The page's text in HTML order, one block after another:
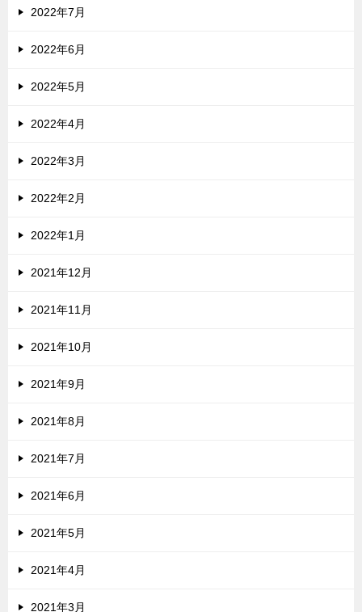
2022年7月
2022年6月
2022年5月
2022年4月
2022年3月
2022年2月
2022年1月
2021年12月
2021年11月
2021年10月
2021年9月
2021年8月
2021年7月
2021年6月
2021年5月
2021年4月
2021年3月